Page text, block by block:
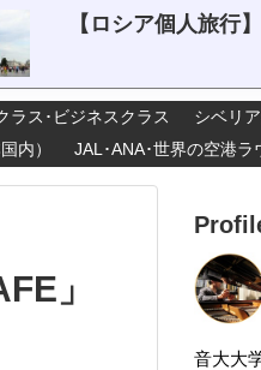
【ロシア個人旅行
ラス･ビジネスクラス
シベリ
内） JAL･ANA･世界の空港ラ
」
音大大